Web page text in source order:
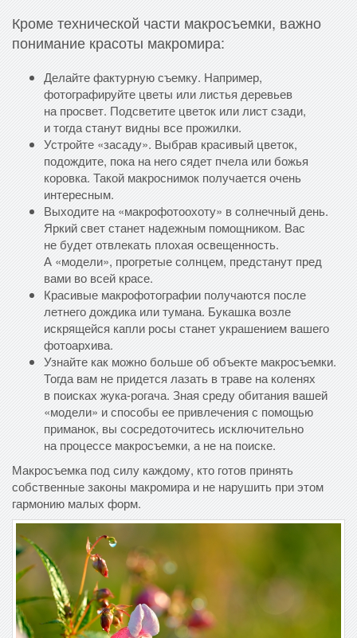
Кроме технической части макросъемки, важно
понимание красоты макромира:
Делайте фактурную съемку. Например,
фотографируйте цветы или листья деревьев
на просвет. Подсветите цветок или лист сзади,
и тогда станут видны все прожилки.
Устройте «засаду». Выбрав красивый цветок,
подождите, пока на него сядет пчела или божья
коровка. Такой макроснимок получается очень
интересным.
Выходите на «макрофотоохоту» в солнечный день.
Яркий свет станет надежным помощником. Вас
не будет отвлекать плохая освещенность.
А «модели», прогретые солнцем, предстанут пред
вами во всей красе.
Красивые макрофотографии получаются после
летнего дождика или тумана. Букашка возле
искрящейся капли росы станет украшением вашего
фотоархива.
Узнайте как можно больше об объекте макросъемки.
Тогда вам не придется лазать в траве на коленях
в поисках жука-рогача. Зная среду обитания вашей
«модели» и способы ее привлечения с помощью
приманок, вы сосредоточитесь исключительно
на процессе макросъемки, а не на поиске.
Макросъемка под силу каждому, кто готов принять
собственные законы макромира и не нарушить при этом
гармонию малых форм.